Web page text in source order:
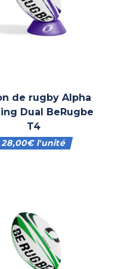
de rugby Alpha
Dual BeRugbe
T4
28,00€l'unité